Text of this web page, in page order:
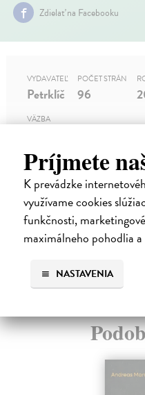
Príjmete
K prevádzke
využívame cookies
funkčnosti,
maximálneho pohodlia
NASTAVENIA
Zdielať na Facebooku
O TITULE
V bajkách k dětem
prostřednictvím zvířátek
VYDAVATEĽ
Petrklíč
POČET STRÁN
96
VÄZBA